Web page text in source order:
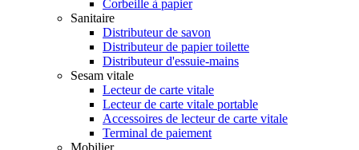
Corbeille à papier
Sanitaire
Distributeur de savon
Distributeur de papier toilette
Distributeur d'essuie-mains
Sesam vitale
Lecteur de carte vitale
Lecteur de carte vitale portable
Accessoires de lecteur de carte vitale
Terminal de paiement
Mobilier